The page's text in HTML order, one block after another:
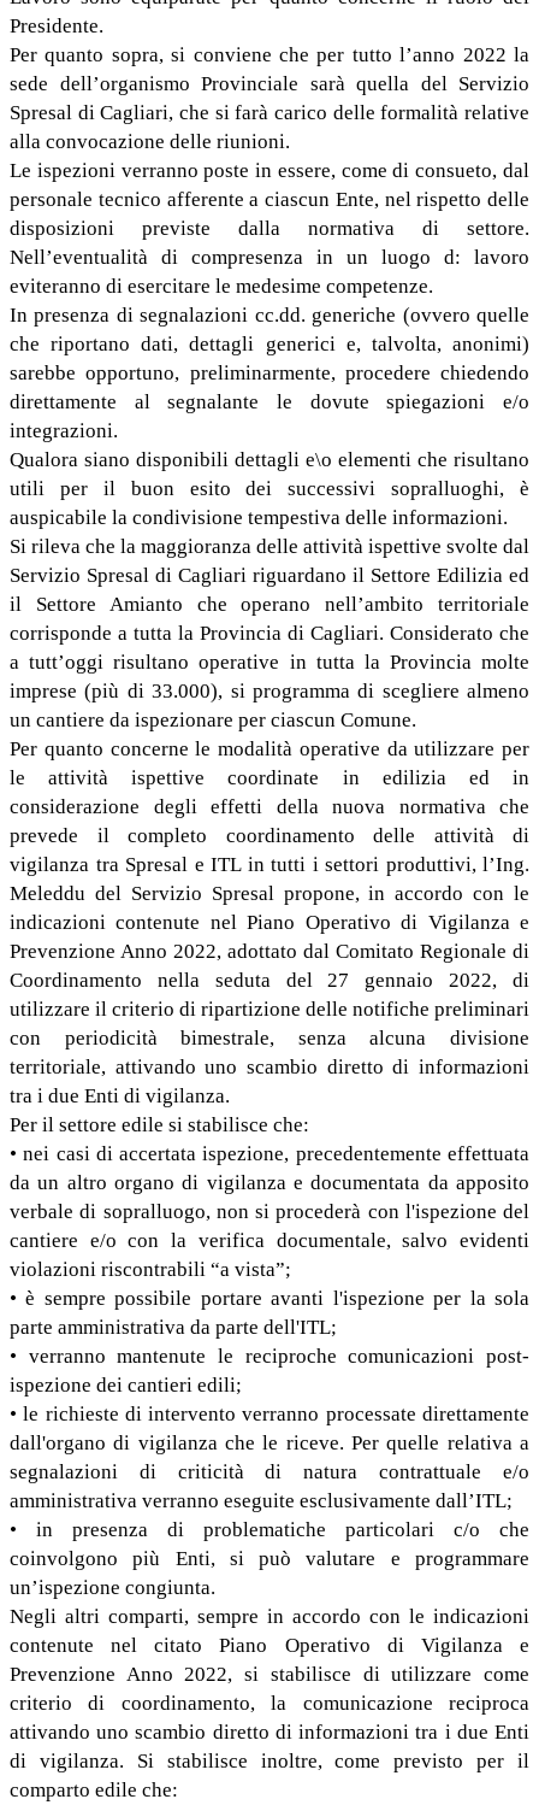
Presidente.
Per quanto sopra, si conviene che per tutto l’anno 2022 la
sede dell’organismo Provinciale sarà quella del Servizio
Spresal di Cagliari, che si farà carico delle formalità relative
alla convocazione delle riunioni.
Le ispezioni verranno poste in essere, come di consueto, dal
personale tecnico afferente a ciascun Ente, nel rispetto delle
disposizioni previste dalla normativa di settore.
Nell’eventualità di compresenza in un luogo d: lavoro
eviteranno di esercitare le medesime competenze.
In presenza di segnalazioni cc.dd. generiche (ovvero quelle
che riportano dati, dettagli generici e, talvolta, anonimi)
sarebbe opportuno, preliminarmente, procedere chiedendo
direttamente al segnalante le dovute spiegazioni e/o
integrazioni.
Qualora siano disponibili dettagli e\o elementi che risultano
utili per il buon esito dei successivi sopralluoghi, è
auspicabile la condivisione tempestiva delle informazioni.
Si rileva che la maggioranza delle attività ispettive svolte dal
Servizio Spresal di Cagliari riguardano il Settore Edilizia ed
il Settore Amianto che operano nell’ambito territoriale
corrisponde a tutta la Provincia di Cagliari. Considerato che
a tutt’oggi risultano operative in tutta la Provincia molte
imprese (più di 33.000), si programma di scegliere almeno
un cantiere da ispezionare per ciascun Comune.
Per quanto concerne le modalità operative da utilizzare per
le attività ispettive coordinate in edilizia ed in
considerazione degli effetti della nuova normativa che
prevede il completo coordinamento delle attività di
vigilanza tra Spresal e ITL in tutti i settori produttivi, l’Ing.
Meleddu del Servizio Spresal propone, in accordo con le
indicazioni contenute nel Piano Operativo di Vigilanza e
Prevenzione Anno 2022, adottato dal Comitato Regionale di
Coordinamento nella seduta del 27 gennaio 2022, di
utilizzare il criterio di ripartizione delle notifiche preliminari
con periodicità bimestrale, senza alcuna divisione
territoriale, attivando uno scambio diretto di informazioni
tra i due Enti di vigilanza.
Per il settore edile si stabilisce che:
• nei casi di accertata ispezione, precedentemente effettuata
da un altro organo di vigilanza e documentata da apposito
verbale di sopralluogo, non si procederà con l'ispezione del
cantiere e/o con la verifica documentale, salvo evidenti
violazioni riscontrabili “a vista”;
• è sempre possibile portare avanti l'ispezione per la sola
parte amministrativa da parte dell'ITL;
• verranno mantenute le reciproche comunicazioni post-
ispezione dei cantieri edili;
• le richieste di intervento verranno processate direttamente
dall'organo di vigilanza che le riceve. Per quelle relativa a
segnalazioni di criticità di natura contrattuale e/o
amministrativa verranno eseguite esclusivamente dall’ITL;
• in presenza di problematiche particolari c/o che
coinvolgono più Enti, si può valutare e programmare
un’ispezione congiunta.
Negli altri comparti, sempre in accordo con le indicazioni
contenute nel citato Piano Operativo di Vigilanza e
Prevenzione Anno 2022, si stabilisce di utilizzare come
criterio di coordinamento, la comunicazione reciproca
attivando uno scambio diretto di informazioni tra i due Enti
di vigilanza. Si stabilisce inoltre, come previsto per il
comparto edile che: